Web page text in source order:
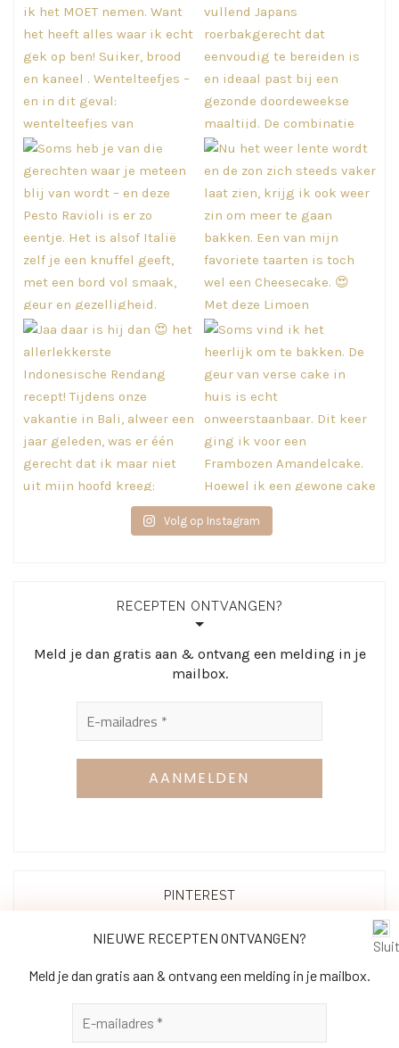
NIEUWE RECEPTEN ONTVANGEN?
Meld je dan gratis aan & ontvang een melding in je mailbox.
Volg op Instagram
RECEPTEN ONTVANGEN?
Meld je dan gratis aan & ontvang een melding in je
mailbox.
PINTEREST